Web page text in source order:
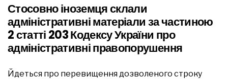
Стосовно іноземця склали
адміністративні матеріали за частиною
2 статті 203 Кодексу України про
адміністративні правопорушення
Йдеться про перевищення дозволеного строку